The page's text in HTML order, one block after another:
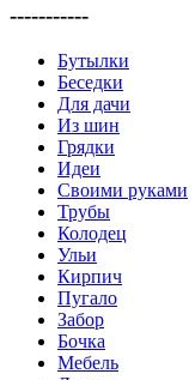
-----------
Бутылки
Беседки
Для дачи
Из шин
Грядки
Идеи
Своими руками
Трубы
Колодец
Ульи
Кирпич
Пугало
Забор
Бочка
Мебель